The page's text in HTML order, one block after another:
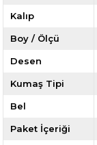
Kalıp
Boy / Ölçü
Desen
Kumaş Tipi
Bel
Paket İçeriği